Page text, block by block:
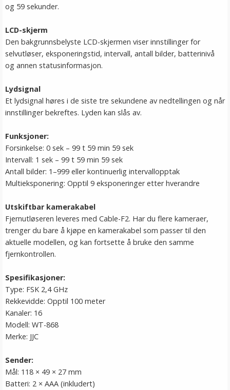
og 59 sekunder.
LCD-skjerm
Den bakgrunnsbelyste LCD-skjermen viser innstillinger for
selvutløser, eksponeringstid, intervall, antall bilder, batterinivå
og annen statusinformasjon.
Lydsignal
Et lydsignal høres i de siste tre sekundene av nedtellingen og når
innstillinger bekreftes. Lyden kan slås av.
Funksjoner:
Forsinkelse: 0 sek – 99 t 59 min 59 sek
Intervall: 1 sek – 99 t 59 min 59 sek
Antall bilder: 1–999 eller kontinuerlig intervallopptak
Multieksponering: Opptil 9 eksponeringer etter hverandre
Utskiftbar kamerakabel
Fjernutløseren leveres med Cable-F2. Har du flere kameraer,
trenger du bare å kjøpe en kamerakabel som passer til den
aktuelle modellen, og kan fortsette å bruke den samme
fjernkontrollen.
Spesifikasjoner:
Type: FSK 2,4 GHz
Rekkevidde: Opptil 100 meter
Kanaler: 16
Modell: WT-868
Merke: JJC
Sender:
Mål: 118 × 49 × 27 mm
Batteri: 2 × AAA (inkludert)